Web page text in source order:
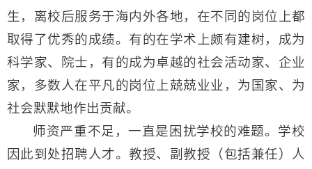
生，离校后服务于海内外各地，在不同的岗位上都
取得了优秀的成绩。有的在学术上颇有建树，成为
科学家、院士，有的成为卓越的社会活动家、企业
家，多数人在平凡的岗位上兢兢业业，为国家、为
社会默默地作出贡献。
师资严重不足，一直是困扰学校的难题。学校
因此到处招聘人才。教授、副教授（包括兼任）人